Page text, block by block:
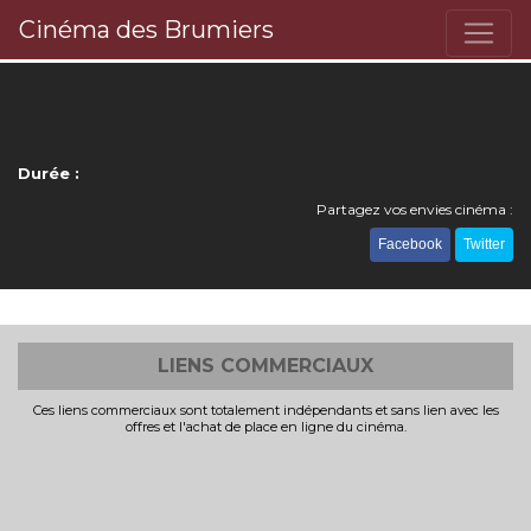
Cinéma des Brumiers
Durée :
Partagez vos envies cinéma :
Facebook Twitter
LIENS COMMERCIAUX
Ces liens commerciaux sont totalement indépendants et sans lien avec les
offres et l'achat de place en ligne du cinéma.